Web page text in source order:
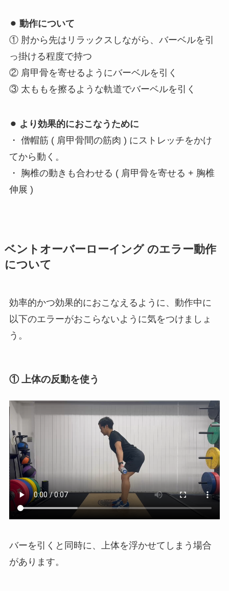
⚫︎ 動作について
① 肘から先はリラックスしながら、バーベルを引
っ掛ける程度で持つ
② 肩甲骨を寄せるようにバーベルを引く
③ 太ももを擦るような軌道でバーベルを引く
⚫︎ より効果的におこなうために
・ 僧帽筋 ( 肩甲骨間の筋肉 ) にストレッチをかけ
てから動く。
・ 胸椎の動きも合わせる ( 肩甲骨を寄せる + 胸椎
伸展 )
ベントオーバーローイング のエラー動作
について
効率的かつ効果的におこなえるように、動作中に
以下のエラーがおこらないように気をつけましょ
う。
① 上体の反動を使う
バーを引くと同時に、上体を浮かせてしまう場合
があります。